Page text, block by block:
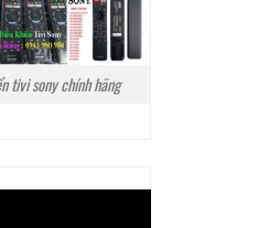
tivi sony chính hãng